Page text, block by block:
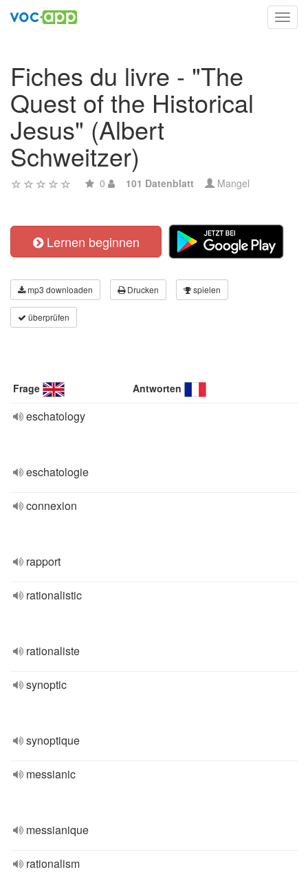
Fiches du livre - "The
Quest of the Historical
Jesus" (Albert
Schweitzer)
0 101 Datenblatt Mangel
Lernen beginnen
mp3 downloaden Drucken spielen
überprüfen
Frage Antworten
eschatology
eschatologie
connexion
rapport
rationalistic
rationaliste
synoptic
synoptique
messianic
messianique
rationalism